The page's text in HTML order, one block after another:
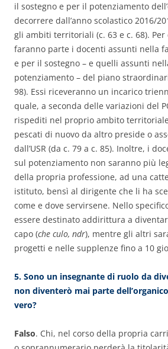
il sostegno e per il potenziamento
decorrere dall’anno scolastico 2016/
gli ambiti territoriali (c. 63 e c. 68). Per
faranno parte i docenti assunti nella
e per il sostegno – e quelli assunti
potenziamento – del piano
98). Essi riceveranno un incarico
quale, a seconda delle variazioni del
rispediti nel proprio ambito
pescati di nuovo da altro preside o
dall’USR (da c. 79 a c. 85). Inoltre, i
sul potenziamento non saranno più
della propria professione, ad una
istituto, bensì al dirigente che li ha
come e dove servirsene. Nello
essere destinato addirittura a
capo (che culo, ndr), mentre gli altri
progetti e nelle supplenze fino a 10
5. Sono un insegnante di ruolo da
non diventerò mai parte
vero?
Falso. Chi, nel corso della propria